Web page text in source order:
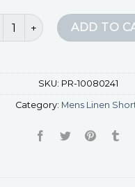
linen shorts quantity
ADD TO
SKU: PR-10080241
Category: Mens Linen